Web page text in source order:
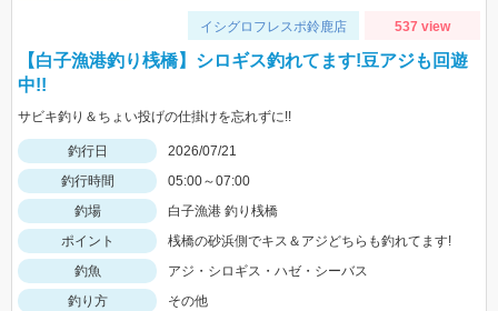
イシグロフレスポ鈴鹿店 537 view
【白子漁港釣り桟橋】シロギス釣れてます!豆アジも回遊
中!!
サビキ釣り＆ちょい投げの仕掛けを忘れずに!!
釣行日
2026/07/21
釣行時間
05:00～07:00
釣場
白子漁港 釣り桟橋
ポイント
桟橋の砂浜側でキス＆アジどちらも釣れてます!
釣魚
アジ・シロギス・ハゼ・シーバス
釣り方
その他